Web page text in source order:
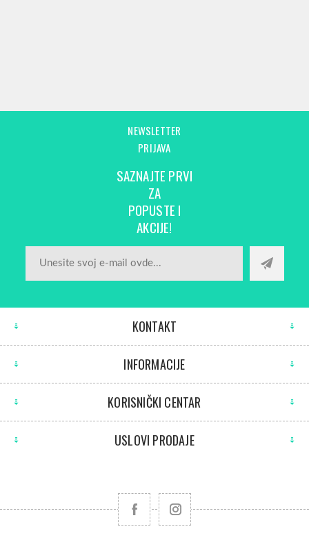
NEWSLETTER
PRIJAVA
SAZNAJTE PRVI
ZA
POPUSTE I
AKCIJE!
KONTAKT
INFORMACIJE
KORISNIČKI CENTAR
USLOVI PRODAJE